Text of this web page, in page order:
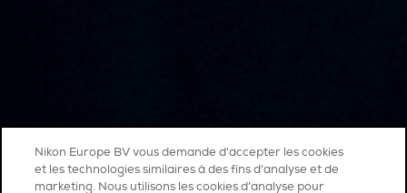
Nikon Europe BV vous demande d'accepter les cookies
et les technologies similaires à des fins d'analyse et de
marketing. Nous utilisons les cookies d’analyse pour